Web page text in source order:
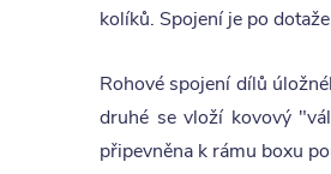
kolíků. Spojení je po
Rohové spojení dílů
druhé se vloží kovový
připevněna k rámu boxu